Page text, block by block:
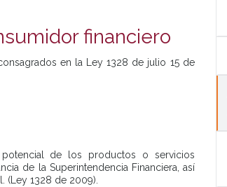
financiero
en la Ley 1328 de julio 15 de
de los productos o servicios
de la Superintendencia Financiera, así
1328 de 2009).